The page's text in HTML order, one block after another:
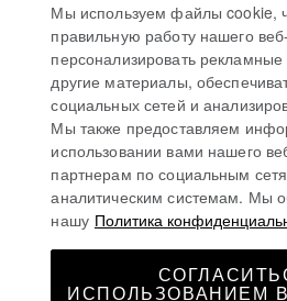
ОСТАВАЙТЕСЬ В КУРСЕ
Мы используем файлы cookie,
правильную работу нашего
персонализировать
другие материалы,
социальных сетей и
Мы также предоставляем
использовании вами нашего
партнерам по социальным
аналитическим системам. Мы
нашу Политика
ИСПОЛЬЗОВАНИЕМ